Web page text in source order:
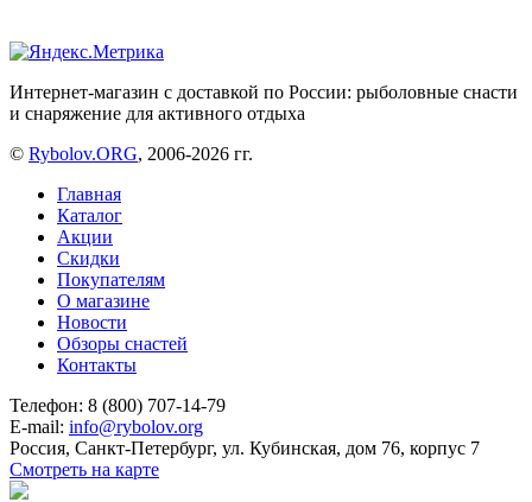
Интернет-магазин с доставкой по России: рыболовные снасти
и снаряжение для активного отдыха
© Rybolov.ORG, 2006-2026 гг.
Главная
Каталог
Акции
Скидки
Покупателям
О магазине
Новости
Обзоры снастей
Контакты
Телефон: 8 (800) 707-14-79
E-mail: info@rybolov.org
Россия, Санкт-Петербург, ул. Кубинская, дом 76, корпус 7
Смотреть на карте